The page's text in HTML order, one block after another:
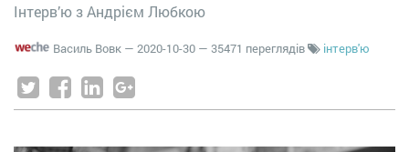
Інтерв’ю з Андрієм Любкою
Василь Вовк — 2020-10-30 — 35471 переглядів інтерв'ю